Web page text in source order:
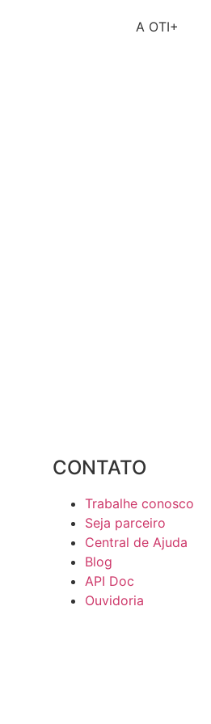
A OTI+
CONTATO
Trabalhe conosco
Seja parceiro
Central de Ajuda
Blog
API Doc
Ouvidoria